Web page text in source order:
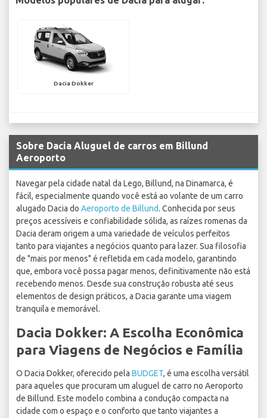
Dacia Dokker
Sobre Dacia Aluguel de carros em Billund
Aeroporto
Navegar pela cidade natal da Lego, Billund, na Dinamarca, é
fácil, especialmente quando você está ao volante de um carro
alugado Dacia do Aeroporto de Billund. Conhecida por seus
preços acessíveis e confiabilidade sólida, as raízes romenas da
Dacia deram origem a uma variedade de veículos perfeitos
tanto para viajantes a negócios quanto para lazer. Sua filosofia
de "mais por menos" é refletida em cada modelo, garantindo
que, embora você possa pagar menos, definitivamente não está
recebendo menos. Desde sua construção robusta até seus
elementos de design práticos, a Dacia garante uma viagem
tranquila e memorável.
Dacia Dokker: A Escolha Econômica
para Viagens de Negócios e Família
O Dacia Dokker, oferecido pela BUDGET, é uma escolha versátil
para aqueles que procuram um aluguel de carro no Aeroporto
de Billund. Este modelo combina a condução compacta na
cidade com o espaço e o conforto que tanto viajantes a